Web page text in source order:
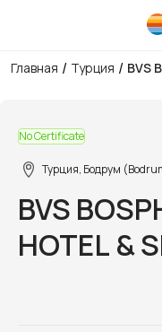
Главная / Турция / BVS
No Certificate
Турция, Бодрум
BVS
HOTEL &